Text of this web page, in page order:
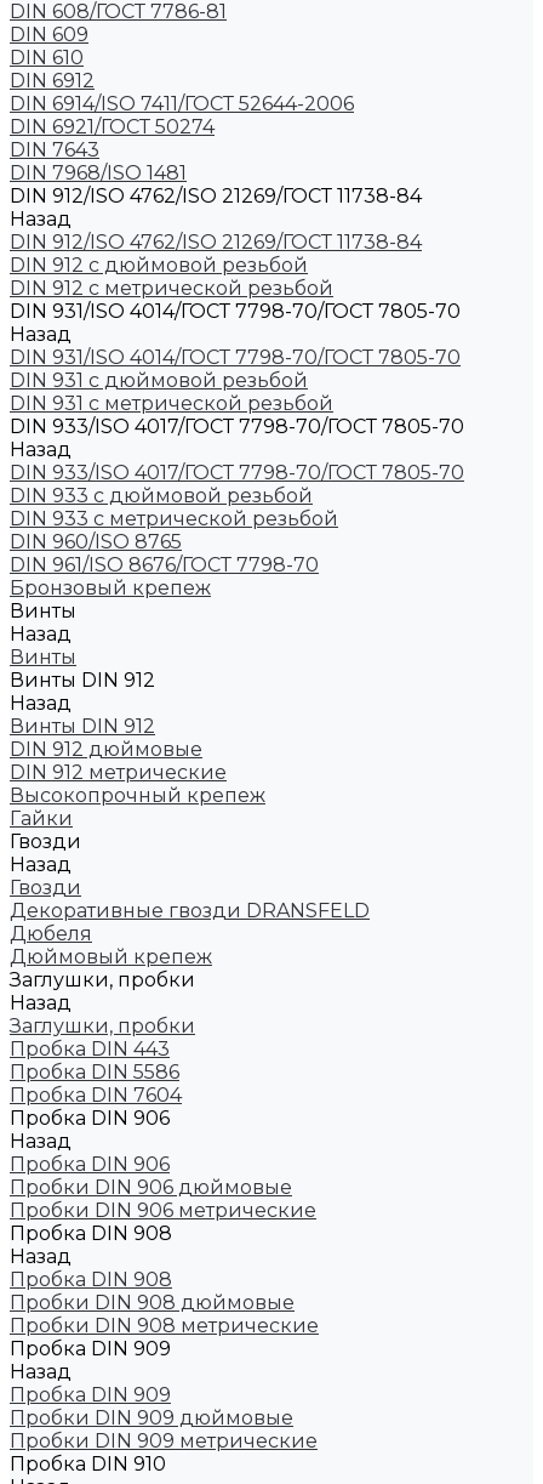
DIN 608/ГОСТ 7786-81
DIN 609
DIN 610
DIN 6912
DIN 6914/ISO 7411/ГОСТ 52644-2006
DIN 6921/ГОСТ 50274
DIN 7643
DIN 7968/ISO 1481
DIN 912/ISO 4762/ISO 21269/ГОСТ 11738-84
Назад
DIN 912/ISO 4762/ISO 21269/ГОСТ 11738-84
DIN 912 с дюймовой резьбой
DIN 912 с метрической резьбой
DIN 931/ISO 4014/ГОСТ 7798-70/ГОСТ 7805-70
Назад
DIN 931/ISO 4014/ГОСТ 7798-70/ГОСТ 7805-70
DIN 931 с дюймовой резьбой
DIN 931 с метрической резьбой
DIN 933/ISO 4017/ГОСТ 7798-70/ГОСТ 7805-70
Назад
DIN 933/ISO 4017/ГОСТ 7798-70/ГОСТ 7805-70
DIN 933 с дюймовой резьбой
DIN 933 с метрической резьбой
DIN 960/ISO 8765
DIN 961/ISO 8676/ГОСТ 7798-70
Бронзовый крепеж
Винты
Назад
Винты
Винты DIN 912
Назад
Винты DIN 912
DIN 912 дюймовые
DIN 912 метрические
Высокопрочный крепеж
Гайки
Гвозди
Назад
Гвозди
Декоративные гвозди DRANSFELD
Дюбеля
Дюймовый крепеж
Заглушки, пробки
Назад
Заглушки, пробки
Пробка DIN 443
Пробка DIN 5586
Пробка DIN 7604
Пробка DIN 906
Назад
Пробка DIN 906
Пробки DIN 906 дюймовые
Пробки DIN 906 метрические
Пробка DIN 908
Назад
Пробка DIN 908
Пробки DIN 908 дюймовые
Пробки DIN 908 метрические
Пробка DIN 909
Назад
Пробка DIN 909
Пробки DIN 909 дюймовые
Пробки DIN 909 метрические
Пробка DIN 910